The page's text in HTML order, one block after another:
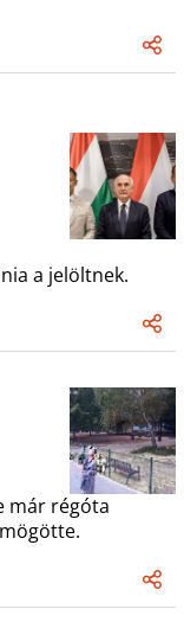
a jelöltnek.
már régóta